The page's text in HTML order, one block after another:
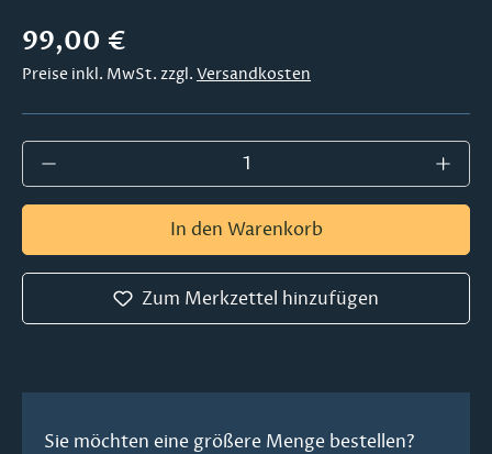
Regulärer Preis:
99,00 €
Preise inkl. MwSt. zzgl. Versandkosten
Produkt Anzahl: Gib den gewünschten
In den Warenkorb
Zum Merkzettel hinzufügen
Sie möchten eine größere Menge bestellen?